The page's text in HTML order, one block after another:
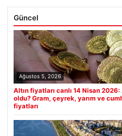
Güncel
Ağustos 5, 2026
Altın fiyatları canlı 14 Nisan
oldu? Gram, çeyrek, yarım ve
fiyatları